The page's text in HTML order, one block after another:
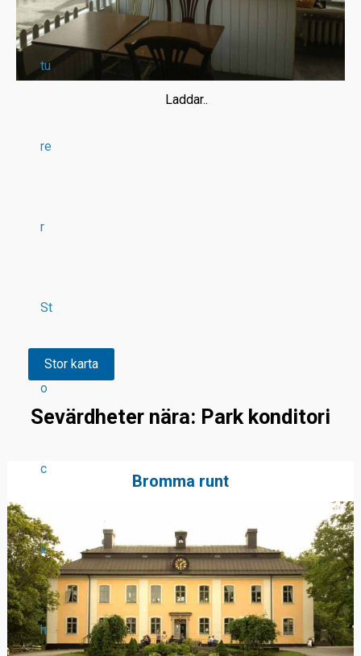
tu
re
r
St
o
c
k
h
Laddar..
Stor karta
Sevärdheter nära: Park konditori
Bromma runt